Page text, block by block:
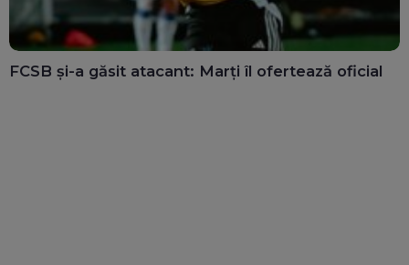
FCSB și-a găsit atacant: Marți îl ofertează oficial